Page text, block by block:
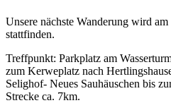
Unsere nächste Wanderung wird
stattfinden.
Treffpunkt: Parkplatz am
zum Kerweplatz nach
Selighof- Neues Sauhäuschen bis
Strecke ca. 7km.